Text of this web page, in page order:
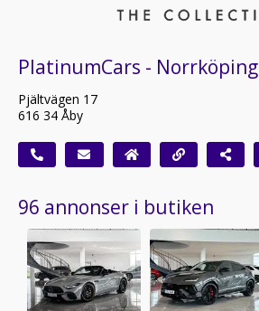
PlatinumCars - Norrköping
Pjältvägen 17
616 34 Åby
96 annonser i butiken